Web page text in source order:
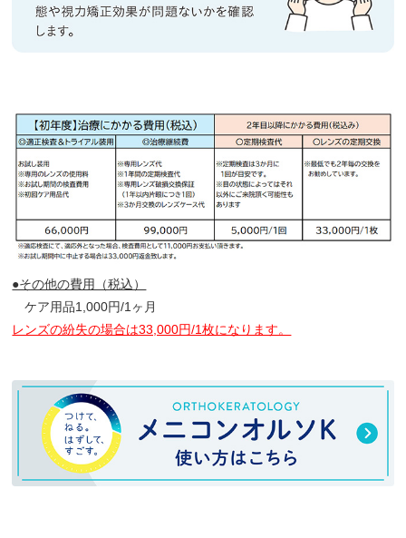
●その他の費用（税込）
ケア用品1,000円/1ヶ月
レンズの紛失の場合は33,000円/1枚になります。